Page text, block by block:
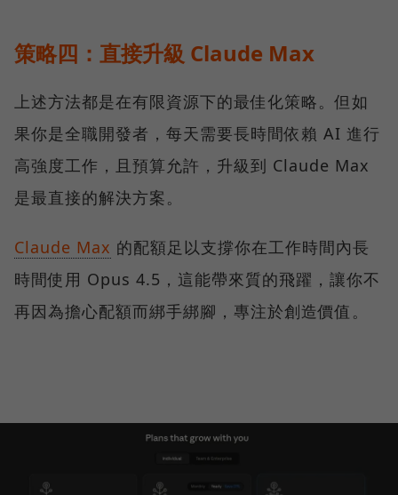
策略四：直接升級 Claude Max
上述方法都是在有限資源下的最佳化策略。但如
果你是全職開發者，每天需要長時間依賴 AI 進行
高強度工作，且預算允許，升級到 Claude Max
是最直接的解決方案。
Claude Max 的配額足以支撐你在工作時間內長
時間使用 Opus 4.5，這能帶來質的飛躍，讓你不
再因為擔心配額而綁手綁腳，專注於創造價值。